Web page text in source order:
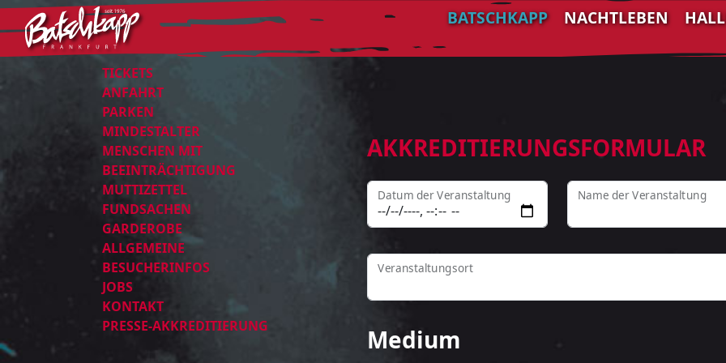
BATSCHKAPP NACHTLEBEN
TICKETS
ANFAHRT
PARKEN
MINDESTALTER
MENSCHEN MIT
BEEINTRÄCHTIGUNG
MUTTIZETTEL
FUNDSACHEN
GARDEROBE
ALLGEMEINE
BESUCHERINFOS
JOBS
KONTAKT
PRESSE-AKKREDITIERUNG
AKKREDITIERUNGSFORMULAR
Datum der Veranstaltung Name der Veranstaltung
Veranstaltungsort
Medium